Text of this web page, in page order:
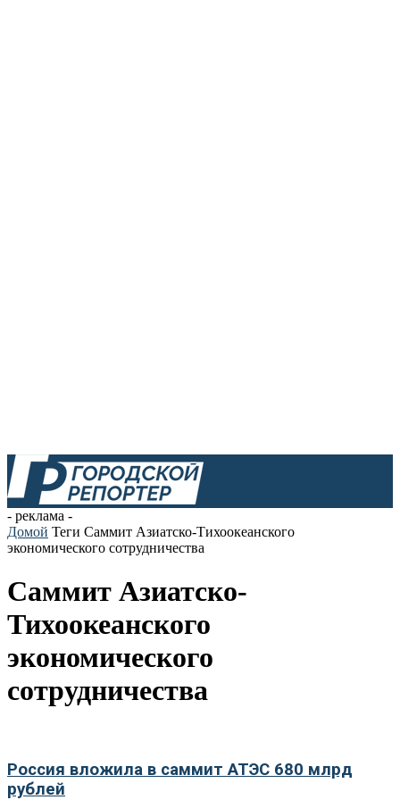
- реклама -
Домой Теги Саммит Азиатско-Тихоокеанского
экономического сотрудничества
Саммит Азиатско-
Тихоокеанского
экономического
сотрудничества
Россия вложила в саммит АТЭС 680 млрд
рублей